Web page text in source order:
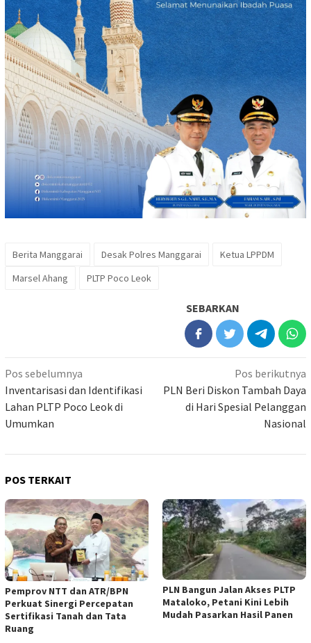
Berita Manggarai Desak Polres Manggarai
Ketua LPPDM
Marsel Ahang
PLTP Poco Leok
SEBARKAN
Navigasi
pos
Pos sebelumnya
Inventarisasi dan Identifikasi
Lahan PLTP Poco Leok di
Umumkan
Pos berikutnya
PLN Beri Diskon Tambah Daya
di Hari Spesial Pelanggan
Nasional
POS TERKAIT
Pemprov NTT dan ATR/BPN
Perkuat Sinergi Percepatan
Sertifikasi Tanah dan Tata
Ruang
PLN Bangun Jalan Akses PLTP
Mataloko, Petani Kini Lebih
Mudah Pasarkan Hasil Panen